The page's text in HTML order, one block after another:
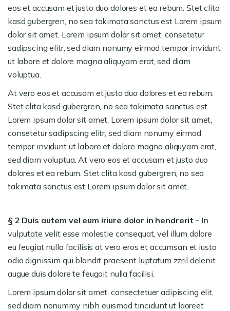
eos et accusam et justo duo dolores et ea rebum. Stet clita
kasd gubergren, no sea takimata sanctus est Lorem ipsum
dolor sit amet. Lorem ipsum dolor sit amet, consetetur
sadipscing elitr, sed diam nonumy eirmod tempor invidunt
ut labore et dolore magna aliquyam erat, sed diam
voluptua.
At vero eos et accusam et justo duo dolores et ea rebum.
Stet clita kasd gubergren, no sea takimata sanctus est
Lorem ipsum dolor sit amet. Lorem ipsum dolor sit amet,
consetetur sadipscing elitr, sed diam nonumy eirmod
tempor invidunt ut labore et dolore magna aliquyam erat,
sed diam voluptua. At vero eos et accusam et justo duo
dolores et ea rebum. Stet clita kasd gubergren, no sea
takimata sanctus est Lorem ipsum dolor sit amet.
§ 2 Duis autem vel eum iriure dolor in hendrerit - In
vulputate velit esse molestie consequat, vel illum dolore
eu feugiat nulla facilisis at vero eros et accumsan et iusto
odio dignissim qui blandit praesent luptatum zzril delenit
augue duis dolore te feugait nulla facilisi.
Lorem ipsum dolor sit amet, consectetuer adipiscing elit,
sed diam nonummy nibh euismod tincidunt ut laoreet